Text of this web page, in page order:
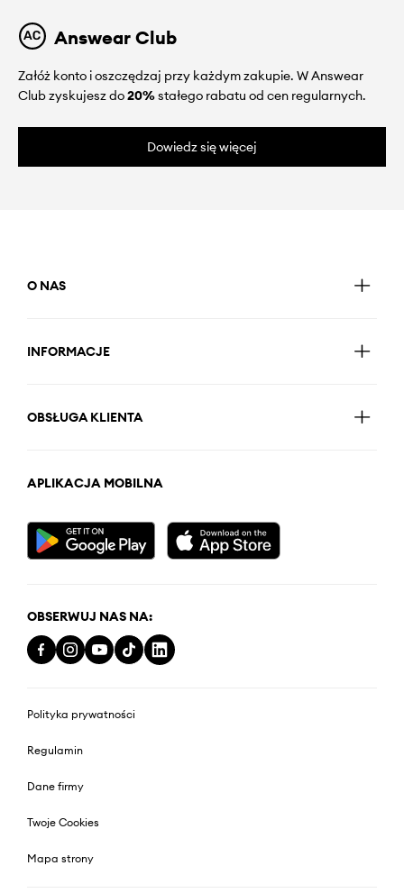
Answear Club
Załóż konto i oszczędzaj przy każdym zakupie. W Answear
Club zyskujesz do20%stałego rabatu od cen regularnych.
Dowiedz się więcej
O NAS
INFORMACJE
OBSŁUGA KLIENTA
APLIKACJA MOBILNA
OBSERWUJ NAS NA:
Polityka prywatności
Regulamin
Dane firmy
Twoje Cookies
Mapa strony